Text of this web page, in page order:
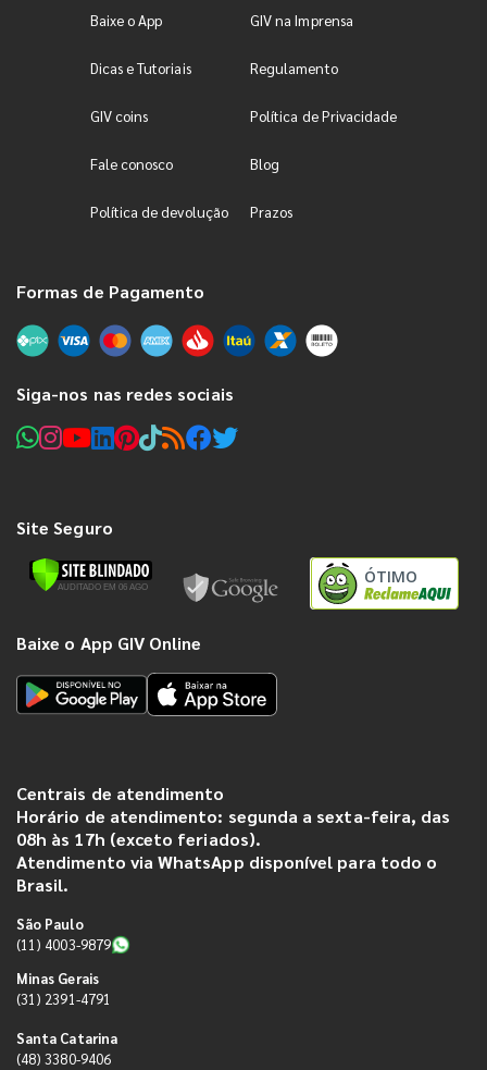
Baixe o App GIV na Imprensa
Dicas e Tutoriais Regulamento
GIV coins Política de Privacidade
Fale conosco Blog
Política de devolução Prazos
Formas de Pagamento
Siga-nos nas redes sociais
Site Seguro
ÓTIMO
Baixe o App GIV Online
Centrais de atendimento
Horário de atendimento: segunda a sexta-feira, das
08h às 17h (exceto feriados).
Atendimento via WhatsApp disponível para todo o
Brasil.
São Paulo
(11) 4003-9879
Minas Gerais
(31) 2391-4791
Santa Catarina
(48) 3380-9406